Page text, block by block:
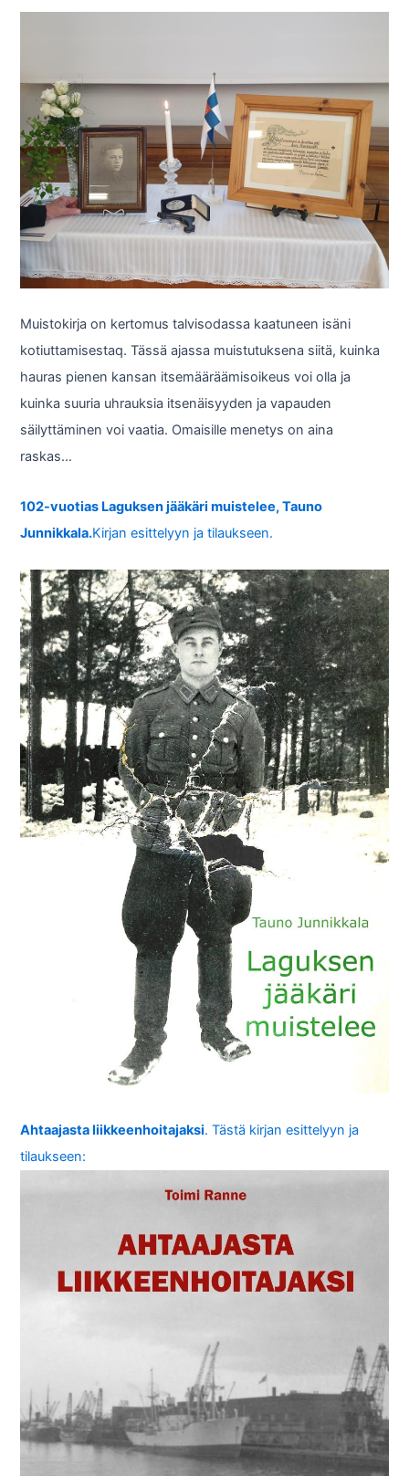
Muistokirja on kertomus talvisodassa kaatuneen isäni
kotiuttamisestaq. Tässä ajassa muistutuksena siitä, kuinka
hauras pienen kansan itsemääräämisoikeus voi olla ja
kuinka suuria uhrauksia itsenäisyyden ja vapauden
säilyttäminen voi vaatia. Omaisille menetys on aina
raskas…
102-vuotias Laguksen jääkäri muistelee, Tauno
Junnikkala.Kirjan esittelyyn ja tilaukseen.
Ahtaajasta liikkeenhoitajaksi. Tästä kirjan esittelyyn ja
tilaukseen: